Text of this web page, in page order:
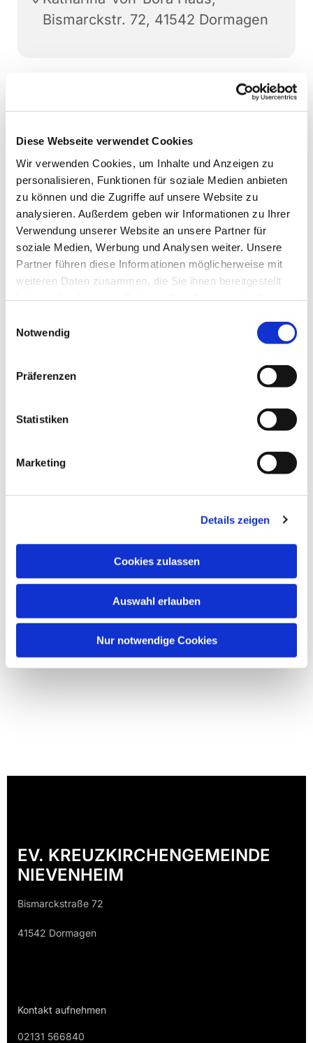
Diese Webseite verwendet Cookies
Wir verwenden Cookies, um Inhalte und Anzeigen zu
personalisieren, Funktionen für soziale Medien anbieten
zu können und die Zugriffe auf unsere Website zu
analysieren. Außerdem geben wir Informationen zu Ihrer
Verwendung unserer Website an unsere Partner für
soziale Medien, Werbung und Analysen weiter. Unsere
Partner führen diese Informationen möglicherweise mit
weiteren Daten zusammen, die Sie ihnen bereitgestellt
Notwendig
Präferenzen
Statistiken
Marketing
Details zeigen
Cookies zulassen
Auswahl erlauben
Nur notwendige Cookies
Bismarckstr. 72, 41542 Dormagen
Dies könnte Sie auch
EV. KREUZKIRCHENGEMEINDE
NIEVENHEIM
Bismarckstraße 72
41542 Dormagen
Kontakt aufnehmen
02131 566840